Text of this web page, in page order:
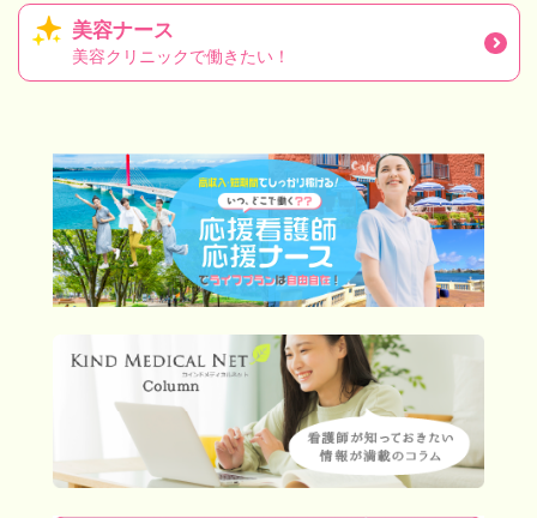
美容ナース
美容クリニックで働きたい！